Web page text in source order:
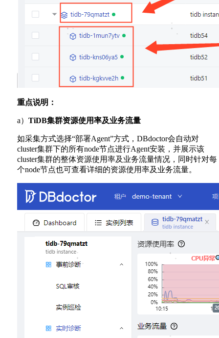
重点说明：
a） TiDB集群资源使用率及业务流量
如采集方式选择“部署Agent”方式，DBdoctor会自动对
cluster集群下的所有node节点进行Agent安装，并展示该
cluster集群的整体资源使用率及业务流量情况，同时针对每
个node节点也可查看详细的资源使用率及业务流量。